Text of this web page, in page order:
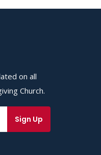
on all
Church.